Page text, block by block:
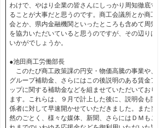
わけで、やはり企業の皆さんにしっかり周知徹底す
ることが大事だと思うのです。商工会議所とか商工
会とか、県内金融機関といったところも含めて周知
を協力いただいていると思うのですが、その辺りは
いかがでしょうか。
●池田商工労働部長
このたび商工政策課の円安・物価高騰の事業や、
グループ補助金、さらにはこの後説明のある賃金ア
ップに関する補助金などを組ませていただいており
ます。これらは、９月で計上した後に、説明会も関
係者に対して早速開かせていただきました。また当
然のごとく、様々な媒体、新聞、さらにはＤＭもこ